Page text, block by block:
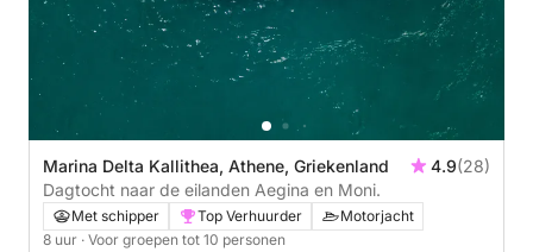
Marina Delta Kallithea, Athene, Griekenland 4.9(28)
Dagtocht naar de eilanden Aegina en Moni.
Met schipper Top Verhuurder
Motorjacht
8 uur · Voor groepen tot 10 personen